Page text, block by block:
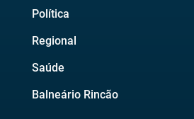
Política
Regional
Saúde
Balneário Rincão